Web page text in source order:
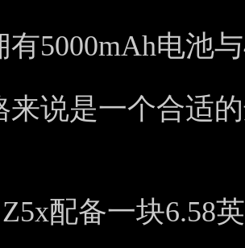
有5000mAh电池
来说是一个合适
配备一块6.58